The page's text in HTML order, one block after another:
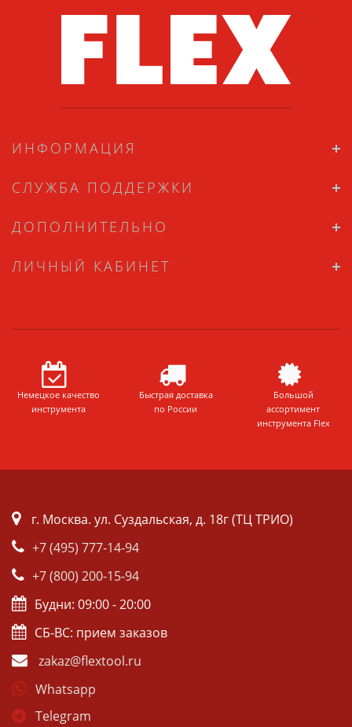
ИНФОРМАЦИЯ
СЛУЖБА ПОДДЕРЖКИ
ДОПОЛНИТЕЛЬНО
ЛИЧНЫЙ КАБИНЕТ
Немецкое качество
инструмента
Быстрая доставка
по России
Большой
ассортимент
инструмента Flex
г. Москва. ул. Суздальская, д. 18г (ТЦ ТРИО)
+7 (495) 777-14-94
+7 (800) 200-15-94
Будни: 09:00 - 20:00
СБ-ВС: прием заказов
zakaz@flextool.ru
Whatsapp
Telegram